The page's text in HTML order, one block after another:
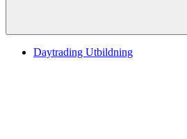
Daytrading Utbildning